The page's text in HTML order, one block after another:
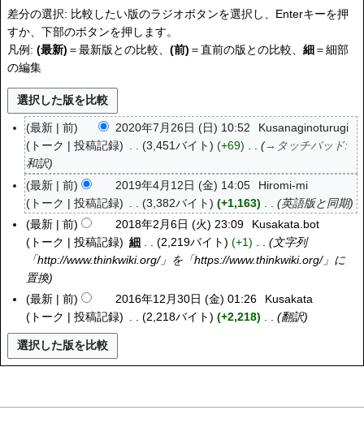
差分の選択: 比較したい版のラジオボタンを選択し、Enterキーを押
すか、下部のボタンを押します。
凡例: (最新) ＝最新版との比較、 (前) ＝直前の版との比較、 細＝細部
の編集
2
0
最新 前 2020年7月26日 (日) 10:52
Kusanaginoturugi
トーク
投稿記録 3,451バイト +69 → タッチパッド:
和訳
2
1
日
(
最新 前 2019年4月12日 (金) 14:05
Hiromi-mi
トーク
投稿記録 3,382バイト +1,163
英語版と同期
2
年
月
日
火
最新 前 2018年2月6日 (火) 23:09
Kusakata.bot
トーク
投稿記録 細 2,219バイト +1
文字列
「http://www.thinkwiki.org/」を「https://www.thinkwiki.org/」に
置換
2
1
2
最新 前 2016年12月30日 (金) 01:26
Kusakata
トーク
投稿記録 2,218バイト +2,218 翻訳